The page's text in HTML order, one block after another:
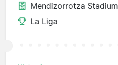
Mendizorrotza Stadium
La Liga